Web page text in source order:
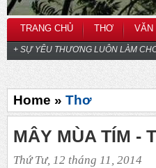
TRANG CHỦ THƠ VĂN
+ SỰ YÊU THƯƠNG LUÔN LÀM
Home » Thơ
MÂY MÙA TÍM -
Thứ Tư, 12 tháng 11, 2014